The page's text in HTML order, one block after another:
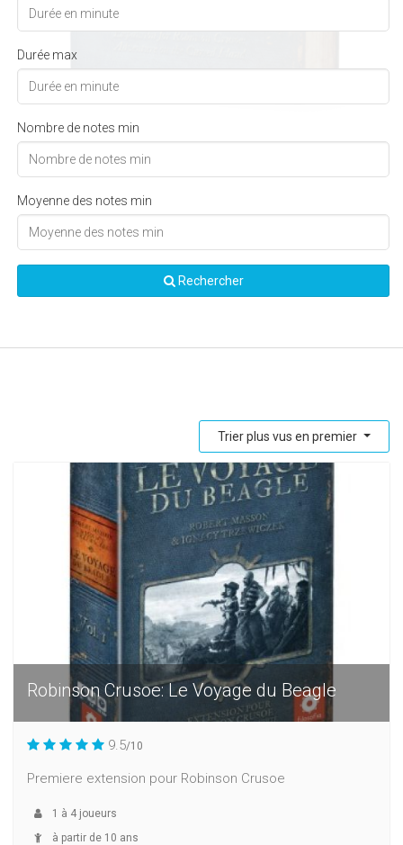
Durée max
Nombre de notes min
Moyenne des notes min
Rechercher
Trier plus vus en premier
Robinson Crusoe: Le Voyage du Beagle
9.5/10
Premiere extension pour Robinson Crusoe
1 à 4 joueurs
à partir de 10 ans